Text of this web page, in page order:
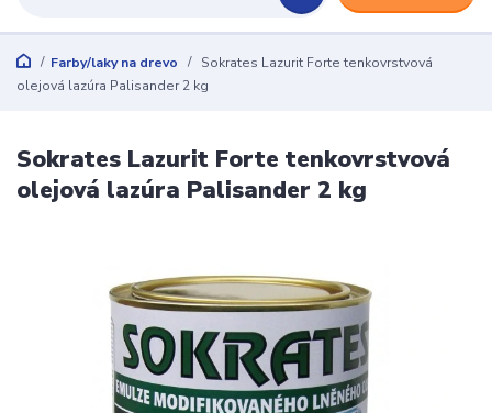
Farby/laky na drevo
Sokrates Lazurit Forte tenkovrstvová
olejová lazúra Palisander 2 kg
Sokrates Lazurit Forte tenkovrstvová
olejová lazúra Palisander 2 kg